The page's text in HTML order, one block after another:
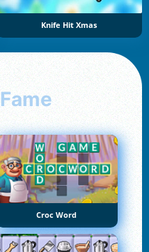
Knife Hit Xmas
Fame
Croc Word